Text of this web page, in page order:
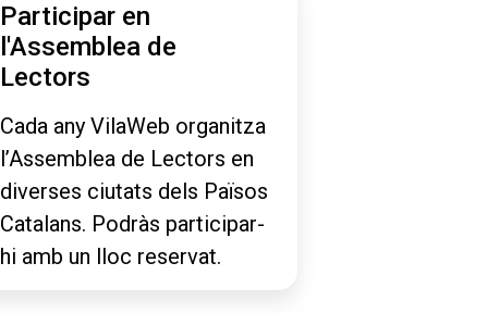
Participar en
l'Assemblea de
Lectors
Cada any VilaWeb organitza
l’Assemblea de Lectors en
diverses ciutats dels Països
Catalans. Podràs participar-
hi amb un lloc reservat.